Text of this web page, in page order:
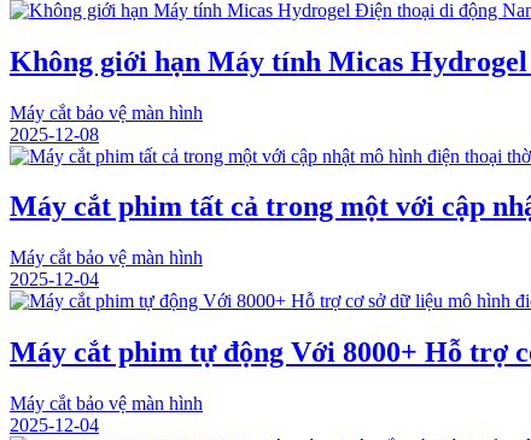
Không giới hạn Máy tính Micas
Máy cắt bảo vệ màn hình
2025-12-08
Máy cắt phim tất cả trong một với cập
Máy cắt bảo vệ màn hình
2025-12-04
Máy cắt phim tự động Với 8000+ Hỗ trợ
Máy cắt bảo vệ màn hình
2025-12-04